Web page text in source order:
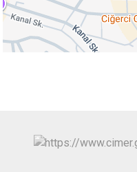
Defne